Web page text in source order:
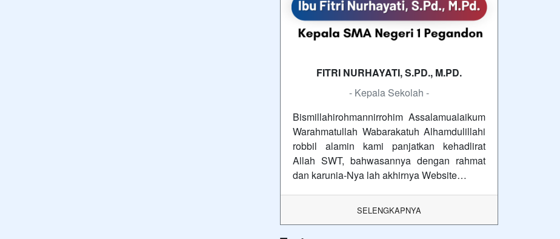
FITRI NURHAYATI, S.PD., M.PD.
- Kepala Sekolah -
Bismillahirohmannirrohim Assalamualaikum
Warahmatullah Wabarakatuh Alhamdulillahi
robbil alamin kami panjatkan kehadlirat
Allah SWT, bahwasannya dengan rahmat
dan karunia-Nya lah akhirnya Website…
SELENGKAPNYA